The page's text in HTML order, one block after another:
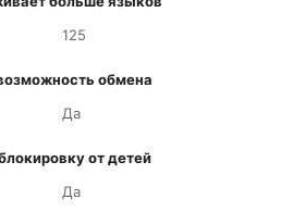
125
обмена
Да
от детей
Да